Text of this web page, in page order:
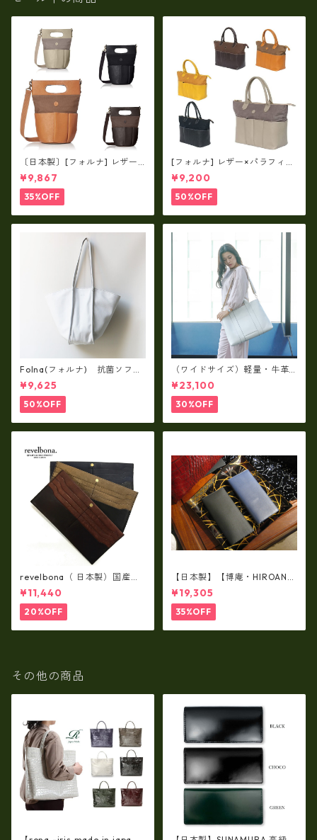
〔日本製〕[フォルナ] レザー×
パラフィン筒型2way シュリン
クレザー×79Aパラフィン fo
-259630
¥9,867
35%OFF
[フォルナ] レザー×パラフィン
筒型2way シュリンクレザー×
79Aパラフィン トートL fo-2
59632
¥9,200
50%OFF
Folna(フォルナ) 抗菌ソフト
スムースレザー トートバッグ
¥9,625
50%OFF
（ワイドサイズ）軽量・牛革
製品・2WAYヌメ革トートバッ
グ（A3サイズ/日本製）(高収
納）ir-02G
¥23,100
30%OFF
revelbona（ 日本製）国産牛
革製・お札入れ ロングウォ
レット rl-001
¥11,440
20%OFF
【日本製】【博庵・HIROAN】
最高級牛革（ボーテッド）札
入れ・長財布 ha-21535
¥19,305
35%OFF
その他の商品